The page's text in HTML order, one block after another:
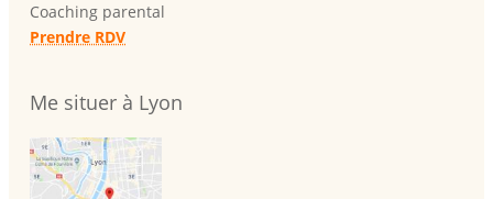
Coaching parental
Prendre RDV
Me situer à Lyon